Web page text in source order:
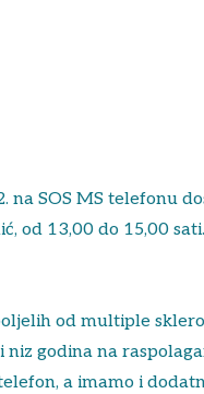
na SOS MS telefonu
od 13,00 do 15,00
od multiple
niz godina na
a imamo i